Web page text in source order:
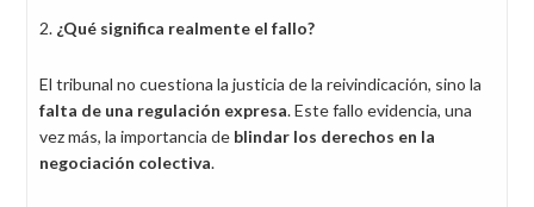
2. ¿Qué significa realmente el fallo?
El tribunal no cuestiona la justicia de la reivindicación, sino la
falta de una regulación expresa. Este fallo evidencia, una
vez más, la importancia de blindar los derechos en la
negociación colectiva.